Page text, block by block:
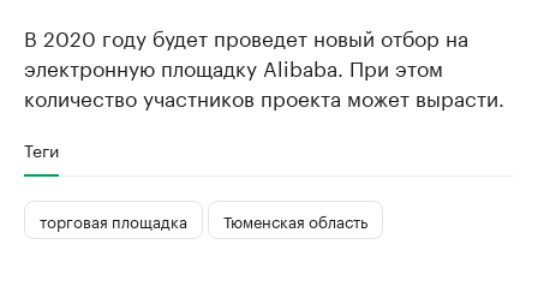
В 2020 году будет проведет новый отбор на
электронную площадку Alibaba. При этом
количество участников проекта может вырасти.
Теги
торговая площадка Тюменская область